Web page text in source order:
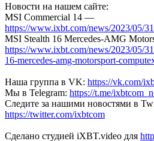
Новости на нашем сайте:
MSI Commercial 14 —
https://www.ixbt.com/news/2023/05/
MSI Stealth 16 Mercedes-AMG
https://www.ixbt.com/news/2023/05/
16-mercedes-amg-motorsport-
Наша группа в VK: https://vk.com/
Мы в Telegram: https://t.me/
Следите за нашими новостями в
https://twitter.com/ixbtcom
Сделано студией iXBT.video для